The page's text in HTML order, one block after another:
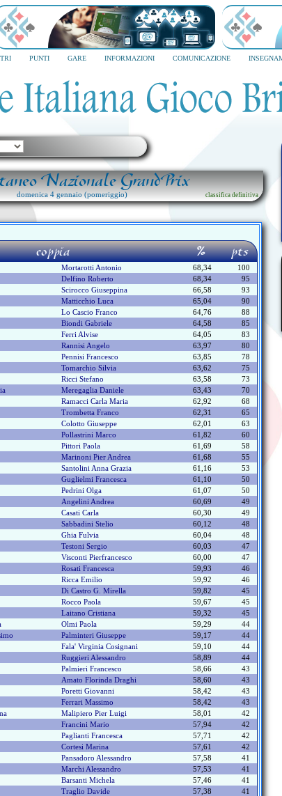
Vuoi imparare il Bridge?
SCRIVICI SUBITO
PUNTI GARE INFORMAZIONI COMUNICAZIONE
Nazionale GrandPrix
domenica 4 gennaio (pomeriggio) classifica definitiva
coppia % pts
Mortarotti Antonio 68,34
100
Delfino Roberto 68,34
95
Scirocco Giuseppina 66,58
93
Matticchio Luca 65,04
90
Lo Cascio Franco 64,76
88
Biondi Gabriele 64,58
85
Ferri Alvise 64,05
83
Rannisi Angelo 63,97
80
Pennisi Francesco 63,85
78
Tomarchio Silvia 63,62
75
Ricci Stefano 63,58
73
Meregaglia Daniele 63,43
70
Ramacci Carla Maria 62,92
68
Trombetta Franco 62,31
65
Colotto Giuseppe 62,01
63
Pollastrini Marco 61,82
60
Pittori Paola 61,69
58
Marinoni Pier Andrea 61,68
55
Santolini Anna Grazia 61,16
53
Guglielmi Francesca 61,10
50
Pedrini Olga 61,07
50
Angelini Andrea 60,69
49
Casati Carla 60,30
49
Sabbadini Stelio 60,12
48
Ghia Fulvia 60,04
48
Testoni Sergio 60,03
47
Visconti Pierfrancesco 60,00
47
Rosati Francesca 59,93
46
Ricca Emilio 59,92
46
Di Castro G. Mirella 59,82
45
Rocco Paola 59,67
45
Laitano Cristiana 59,32
45
Olmi Paola 59,29
44
Palminteri Giuseppe 59,17
44
Fala' Virginia Cosignani 59,10
44
Ruggieri Alessandro 58,89
44
Palmieri Francesco 58,66
43
Amato Florinda Draghi 58,60
43
Poretti Giovanni 58,42
43
Ferrari Massimo 58,42
43
Malipiero Pier Luigi 58,01
42
Francini Mario 57,94
42
Paglianti Francesca 57,71
42
Cortesi Marina 57,61
42
Pansadoro Alessandro 57,58
41
Marchi Alessandro 57,53
41
Barsanti Michela 57,46
41
Traglio Davide 57,38
41